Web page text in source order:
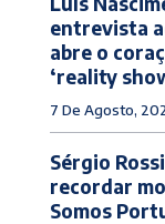
entrevista
abre o
‘reality
7 De Agosto,
Sérgio
recordar
Somos